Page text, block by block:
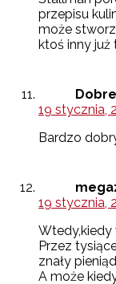
przepisu
może
ktoś inny już
19 stycznia,
Bardzo
19 stycznia,
Wtedy,kiedy
Przez
znały
A może